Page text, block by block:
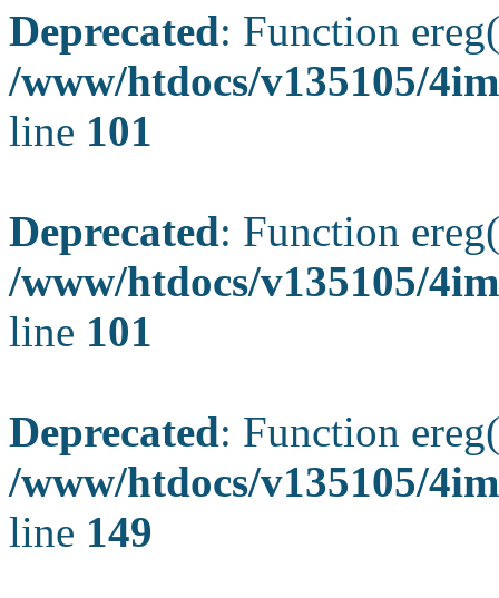
Deprecated: Function
/www/htdocs/v135105/
line 101
Deprecated: Function
/www/htdocs/v135105/
line 101
Deprecated: Function
/www/htdocs/v135105/
line 149